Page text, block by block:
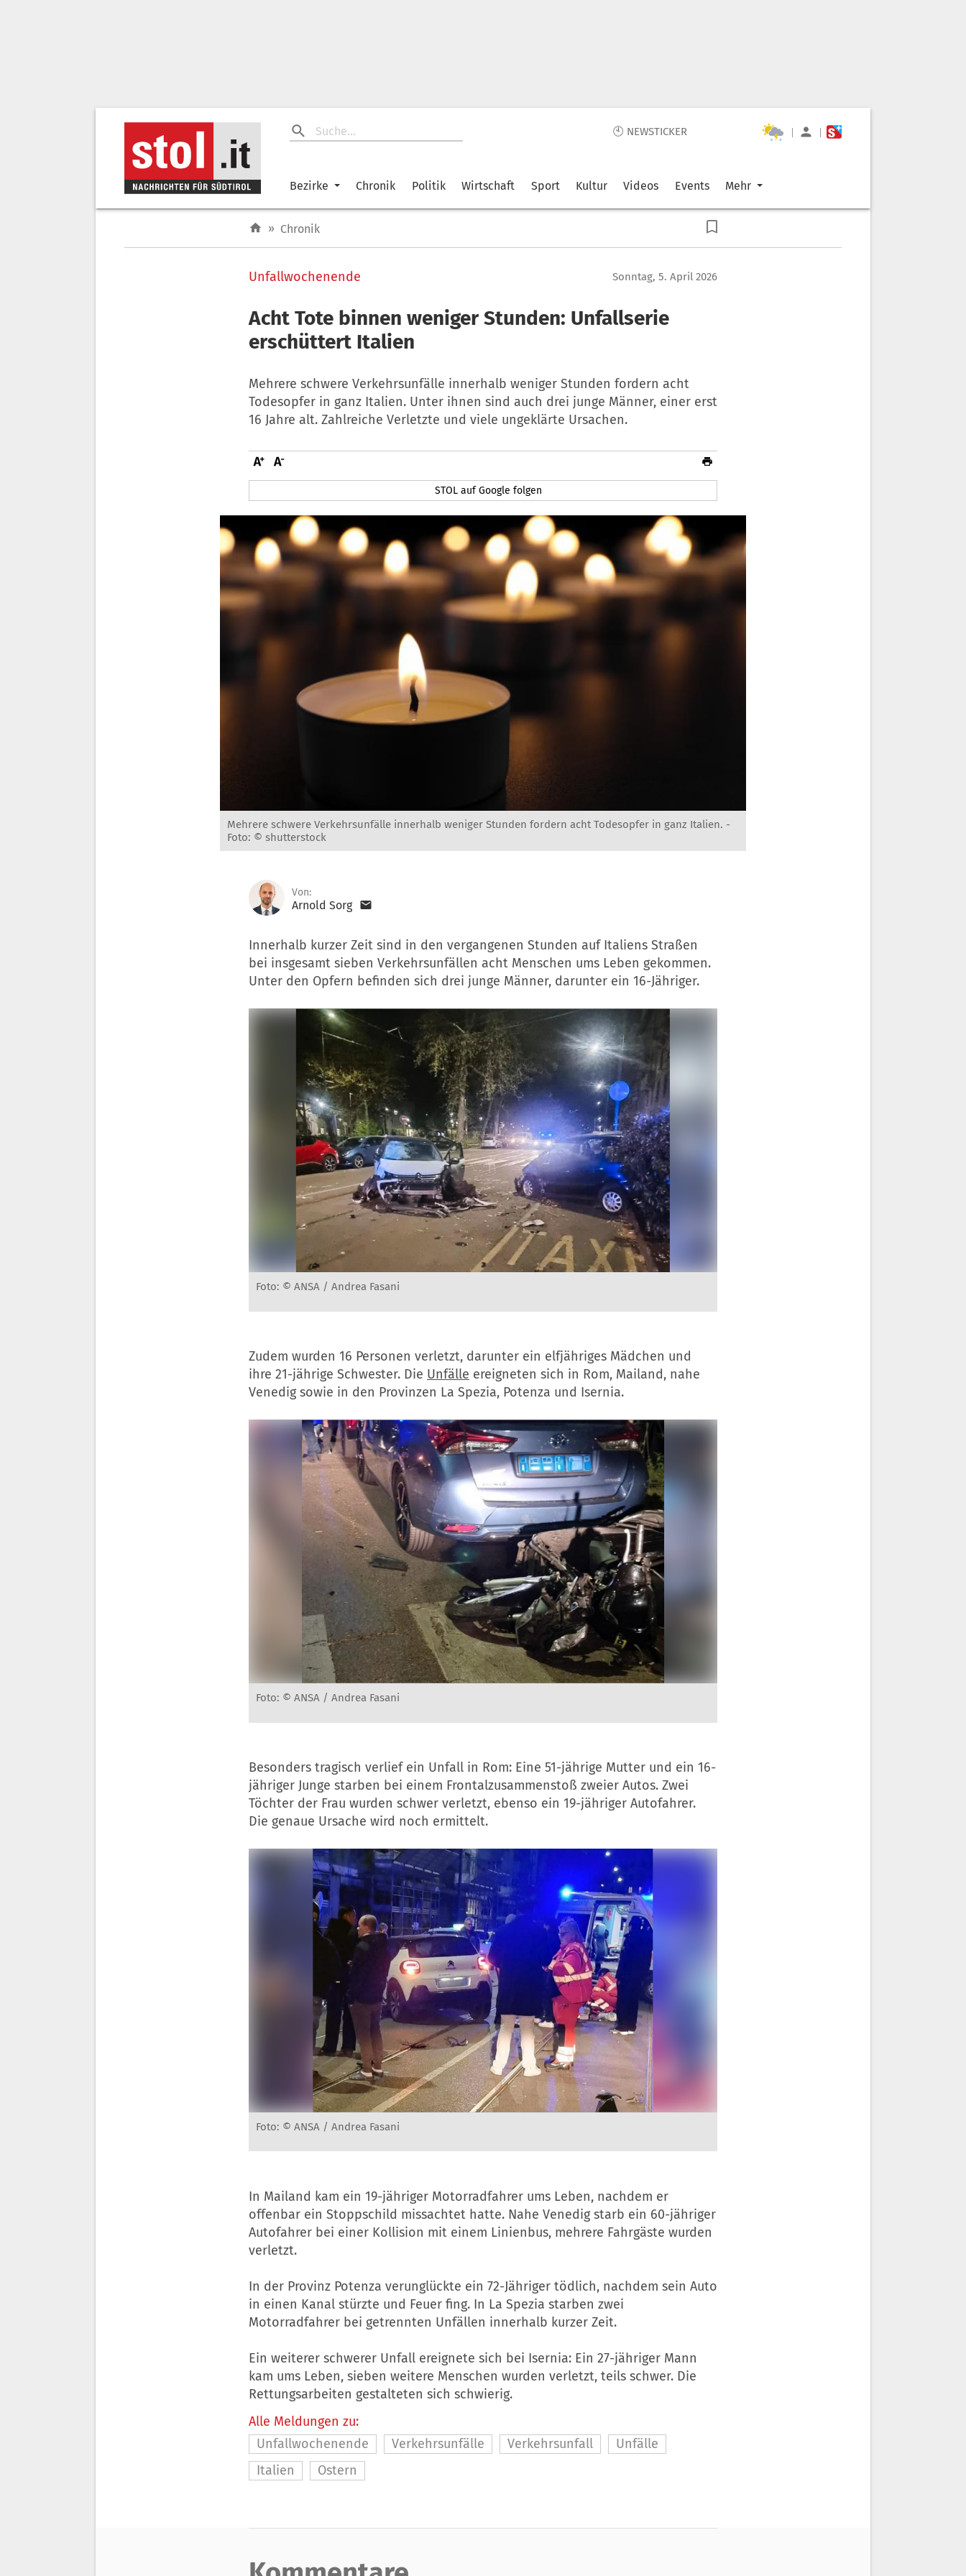
🕙 NEWSTICKER | |
Bezirke Chronik Politik Wirtschaft Sport Kultur Videos Events Mehr
» Chronik
Unfallwochenende Sonntag, 5. April 2026
Acht Tote binnen weniger Stunden: Unfallserie
erschüttert Italien
Mehrere schwere Verkehrsunfälle innerhalb weniger Stunden fordern acht
Todesopfer in ganz Italien. Unter ihnen sind auch drei junge Männer, einer erst
16 Jahre alt. Zahlreiche Verletzte und viele ungeklärte Ursachen.
STOL auf Google folgen
Mehrere schwere Verkehrsunfälle innerhalb weniger Stunden fordern acht Todesopfer in ganz Italien. -
Foto: © shutterstock
Von:
Arnold Sorg
Innerhalb kurzer Zeit sind in den vergangenen Stunden auf Italiens Straßen
bei insgesamt sieben Verkehrsunfällen acht Menschen ums Leben gekommen.
Unter den Opfern befinden sich drei junge Männer, darunter ein 16-Jähriger.
Foto: © ANSA / Andrea Fasani
Zudem wurden 16 Personen verletzt, darunter ein elfjähriges Mädchen und
ihre 21-jährige Schwester. Die Unfälle ereigneten sich in Rom, Mailand, nahe
Venedig sowie in den Provinzen La Spezia, Potenza und Isernia.
Foto: © ANSA / Andrea Fasani
Besonders tragisch verlief ein Unfall in Rom: Eine 51-jährige Mutter und ein 16-
jähriger Junge starben bei einem Frontalzusammenstoß zweier Autos. Zwei
Töchter der Frau wurden schwer verletzt, ebenso ein 19-jähriger Autofahrer.
Die genaue Ursache wird noch ermittelt.
Foto: © ANSA / Andrea Fasani
In Mailand kam ein 19-jähriger Motorradfahrer ums Leben, nachdem er
offenbar ein Stoppschild missachtet hatte. Nahe Venedig starb ein 60-jähriger
Autofahrer bei einer Kollision mit einem Linienbus, mehrere Fahrgäste wurden
verletzt.
In der Provinz Potenza verunglückte ein 72-Jähriger tödlich, nachdem sein Auto
in einen Kanal stürzte und Feuer fing. In La Spezia starben zwei
Motorradfahrer bei getrennten Unfällen innerhalb kurzer Zeit.
Ein weiterer schwerer Unfall ereignete sich bei Isernia: Ein 27-jähriger Mann
kam ums Leben, sieben weitere Menschen wurden verletzt, teils schwer. Die
Rettungsarbeiten gestalteten sich schwierig.
Alle Meldungen zu:
Unfallwochenende
Verkehrsunfälle Verkehrsunfall
Unfälle
Italien
Ostern